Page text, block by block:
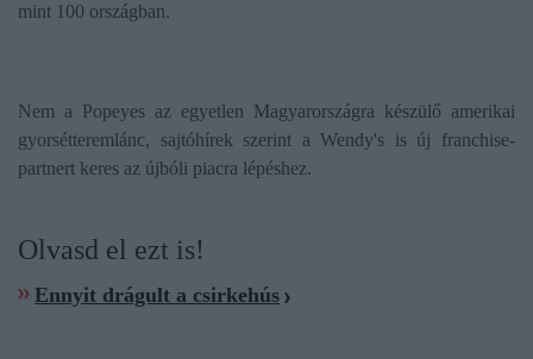
mint 100 országban.
Nem a Popeyes az egyetlen Magyarországra készülő amerikai
gyorsétteremlánc, sajtóhírek szerint a Wendy's is új franchise-
partnert keres az újbóli piacra lépéshez.
Olvasd el ezt is!
Ennyit drágult a csirkehús